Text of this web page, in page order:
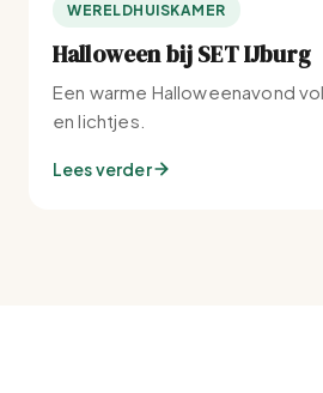
WERELDHUISKAMER
Halloween bij SET IJburg
Een warme Halloweenavond
en lichtjes.
Lees verder